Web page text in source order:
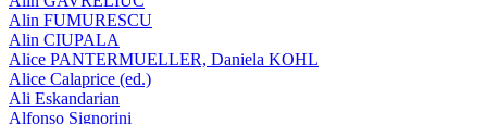
Alin FUMURESCU
Alin CIUPALA
Alice PANTERMUELLER, Daniela KOHL
Alice Calaprice (ed.)
Ali Eskandarian
Alfonso Signorini